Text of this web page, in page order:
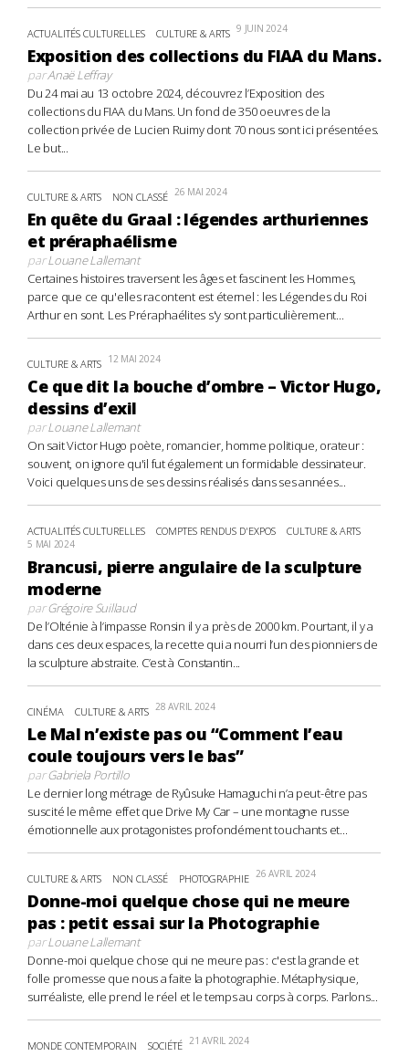
ACTUALITÉS CULTURELLES CULTURE & ARTS 9 JUIN 2024
Exposition des collections du FIAA du Mans.
parAnaë Leffray
Du 24 mai au 13 octobre 2024, découvrez l’Exposition des
collections du FIAA du Mans. Un fond de 350 oeuvres de la
collection privée de Lucien Ruimy dont 70 nous sont ici présentées.
Le but...
CULTURE & ARTS NON CLASSÉ 26 MAI 2024
En quête du Graal : légendes arthuriennes
et préraphaélisme
parLouane Lallemant
Certaines histoires traversent les âges et fascinent les Hommes,
parce que ce qu'elles racontent est éternel : les Légendes du Roi
Arthur en sont. Les Préraphaélites s'y sont particulièrement...
CULTURE & ARTS 12 MAI 2024
Ce que dit la bouche d’ombre – Victor Hugo,
dessins d’exil
parLouane Lallemant
On sait Victor Hugo poète, romancier, homme politique, orateur :
souvent, on ignore qu'il fut également un formidable dessinateur.
Voici quelques uns de ses dessins réalisés dans ses années...
ACTUALITÉS CULTURELLES COMPTES RENDUS D'EXPOS CULTURE & ARTS
5 MAI 2024
Brancusi, pierre angulaire de la sculpture
moderne
parGrégoire Suillaud
De l’Olténie à l’impasse Ronsin il y a près de 2000 km. Pourtant, il y a
dans ces deux espaces, la recette qui a nourri l’un des pionniers de
la sculpture abstraite. C’est à Constantin...
CINÉMA CULTURE & ARTS 28 AVRIL 2024
Le Mal n’existe pas ou “Comment l’eau
coule toujours vers le bas”
parGabriela Portillo
Le dernier long métrage de Ryûsuke Hamaguchi n’a peut-être pas
suscité le même effet que Drive My Car – une montagne russe
émotionnelle aux protagonistes profondément touchants et...
CULTURE & ARTS NON CLASSÉ PHOTOGRAPHIE 26 AVRIL 2024
Donne-moi quelque chose qui ne meure
pas : petit essai sur la Photographie
parLouane Lallemant
Donne-moi quelque chose qui ne meure pas : c'est la grande et
folle promesse que nous a faite la photographie. Métaphysique,
surréaliste, elle prend le réel et le temps au corps à corps. Parlons...
MONDE CONTEMPORAIN SOCIÉTÉ 21 AVRIL 2024